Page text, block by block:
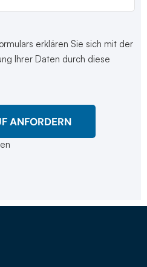
erklären Sie sich mit der
Ihrer Daten durch diese
ANFORDERN